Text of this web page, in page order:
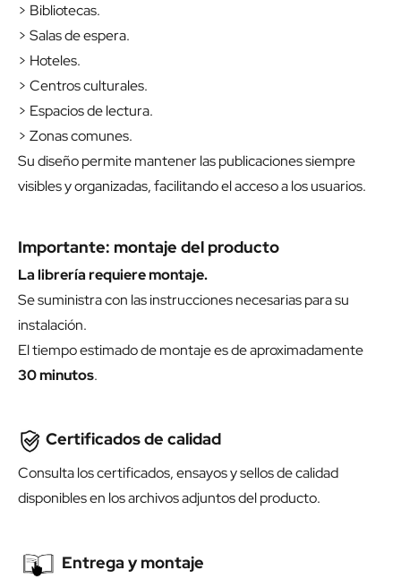
> Bibliotecas.
> Salas de espera.
> Hoteles.
> Centros culturales.
> Espacios de lectura.
> Zonas comunes.
Su diseño permite mantener las publicaciones siempre
visibles y organizadas, facilitando el acceso a los usuarios.
Importante: montaje del producto
La librería requiere montaje.
Se suministra con las instrucciones necesarias para su
instalación.
El tiempo estimado de montaje es de aproximadamente
30 minutos.
Certificados de calidad
Consulta los certificados, ensayos y sellos de calidad
disponibles en los archivos adjuntos del producto.
Entrega y montaje